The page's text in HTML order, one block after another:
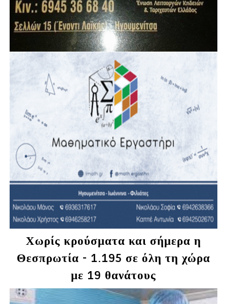
Χωρίς κρούσματα και σήμερα η
Θεσπρωτία - 1.195 σε όλη τη χώρα
με 19 θανάτους